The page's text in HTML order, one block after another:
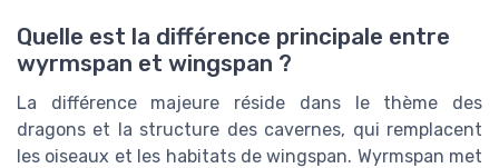
Quelle est la différence principale entre
wyrmspan et wingspan ?
La différence majeure réside dans le thème des
dragons et la structure des cavernes, qui remplacent
les oiseaux et les habitats de wingspan. Wyrmspan met